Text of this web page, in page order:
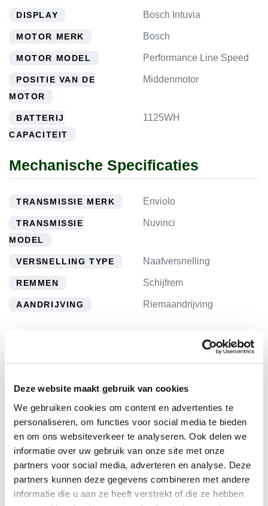
Deze website maakt gebruik van cookies
We gebruiken cookies om content en advertenties te
personaliseren, om functies voor social media te bieden
en om ons websiteverkeer te analyseren. Ook delen we
informatie over uw gebruik van onze site met onze
partners voor social media, adverteren en analyse. Deze
partners kunnen deze gegevens combineren met andere
informatie die u aan ze heeft verstrekt of die ze hebben
DISPLAY Bosch Intuvia
MOTOR MERK Bosch
MOTOR MODEL Performance Line Speed
POSITIE VAN DE
MOTOR
Middenmotor
BATTERIJ
CAPACITEIT
1125WH
Mechanische Specificaties
TRANSMISSIE MERK Enviolo
TRANSMISSIE
MODEL
Nuvinci
VERSNELLING TYPE Naafversnelling
REMMEN Schijfrem
AANDRIJVING Riemaandrijving
prijzen en afbeeldingen zo actueel en nauwkeurig mogelijk
informatie onvolledig of onjuist is. Aan de getoonde
informatie kunnen dan ook geen rechten worden ontleend.
Wij behouden ons het recht voor om eventuele fouten te
herstellen en prijzen of specificaties op elk gewenst
moment aan te passen.
Recente fietsen